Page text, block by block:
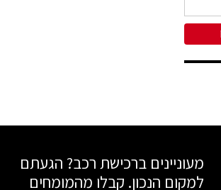
מעוניינים ברכישת רכב? הגעתם
למקום הנכון. קבלו מהמומחים